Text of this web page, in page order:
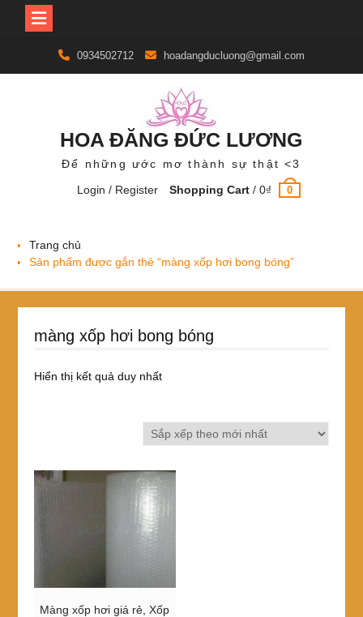
content
0934502712 hoadangducluong@gmail.com
HOA ĐĂNG ĐỨC LƯƠNG
Để những ước mơ thành sự thật <3
Login / Register
Shopping Cart /0₫ 0
Trang chủ
Sản phẩm được gắn thẻ “màng xốp hơi bong bóng”
màng xốp hơi bong bóng
Hiển thị kết quả duy nhất
Màng xốp hơi giá rẻ, Xốp